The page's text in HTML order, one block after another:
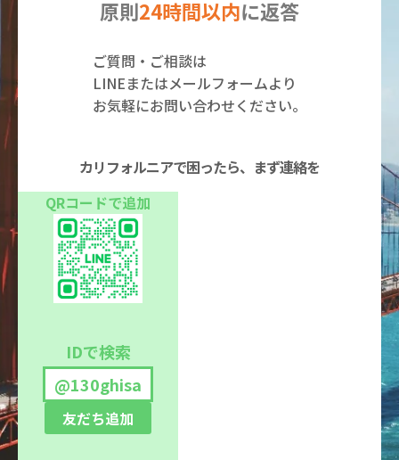
原則24時間以内に返答
ご質問・ご相談は
LINEまたはメールフォームより
お気軽にお問い合わせください。
カリフォルニアで困ったら、まず連絡を
QRコードで追加
IDで検索
@130ghisa
友だち追加